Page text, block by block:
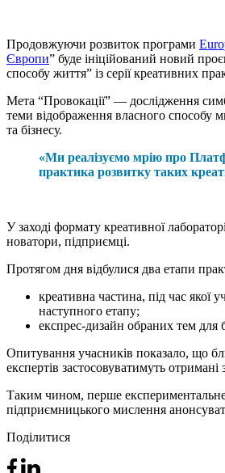
Продовжуючи розвиток програми
Європи” буде ініційований новий
способу життя” із серії креативних
Мета “Провокації” — дослідження
теми відображення власного способу
та бізнесу.
«Ми реалізуємо мрію про
практика розвитку таких
У заході формату креативної
новатори, підприємці.
Протягом дня відбулися два етапи
креативна частина, під час якої
наступного етапу;
експрес-дизайн обраних тем для
Опитування учасників показало, що
експертів застосовуватимуть
Таким чином, перше експериментальне
підприємницького мислення
Поділитися